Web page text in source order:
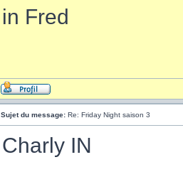
in Fred
Sujet du message: Re: Friday Night saison 3
Charly IN